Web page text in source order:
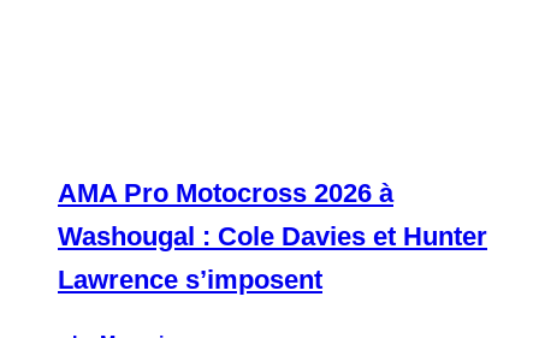
AMA Pro Motocross 2026 à
Washougal : Cole Davies et Hunter
Lawrence s’imposent